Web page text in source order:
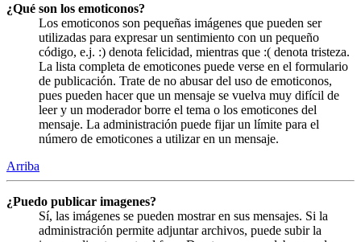
¿Qué son los emoticonos?
Los emoticonos son pequeñas imágenes que pueden ser
utilizadas para expresar un sentimiento con un pequeño
código, e.j. :) denota felicidad, mientras que :( denota tristeza.
La lista completa de emoticones puede verse en el formulario
de publicación. Trate de no abusar del uso de emoticonos,
pues pueden hacer que un mensaje se vuelva muy difícil de
leer y un moderador borre el tema o los emoticones del
mensaje. La administración puede fijar un límite para el
número de emoticones a utilizar en un mensaje.
Arriba
¿Puedo publicar imagenes?
Sí, las imágenes se pueden mostrar en sus mensajes. Si la
administración permite adjuntar archivos, puede subir la